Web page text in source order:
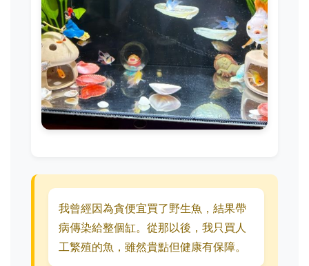
我曾經因為貪便宜買了野生魚，結果帶
病傳染給整個缸。從那以後，我只買人
工繁殖的魚，雖然貴點但健康有保障。